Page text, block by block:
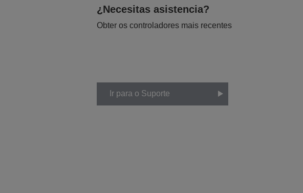
¿Necesitas asistencia?
Obter os controladores mais recentes
Ir para o Suporte